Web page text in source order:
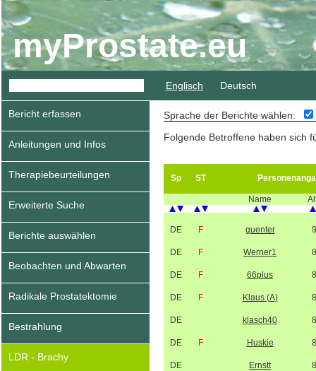
myProstate.eu
Englisch Deutsch
Bericht erfassen
Anleitungen und Infos
Therapiebeurteilungen
Erweiterte Suche
Berichte auswählen
Beobachten und Abwarten
Radikale Prostatektomie
Bestrahlung
LDR - Brachy
Sprache der Berichte wählen:
Folgende Betroffene haben sich
Sp ST
Name
DE F guenter
DE F Werner1
DE F 66plus
DE F Klaus (A)
DE klasch40
DE F Huskie
DE Ernstt